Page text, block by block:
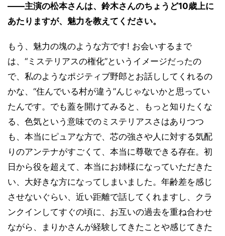
――主演の松本さんは、鈴木さんのちょうど10歳上に
あたりますが、魅力を教えてください。
もう、魅力の塊のような方です! お会いするまで
は、“ミステリアスの権化”というイメージだったの
で、私のようなポジティブ野郎とお話ししてくれるの
かな、“住んでいる村が違う”んじゃないかと思ってい
たんです。でも蓋を開けてみると、もっと知りたくな
る、色気という意味でのミステリアスさはありつつ
も、本当にピュアな方で、芯の強さや人に対する気配
りのアンテナがすごくて、本当に尊敬できる存在。初
日から役を超えて、本当にお姉様になっていただきた
い、大好きな方になってしまいました。年齢差を感じ
させないぐらい、近い距離で話してくれますし、クラ
ンクインしてすぐの頃に、お互いの過去を重ね合わせ
ながら、まりかさんが経験してきたことや感じてきた